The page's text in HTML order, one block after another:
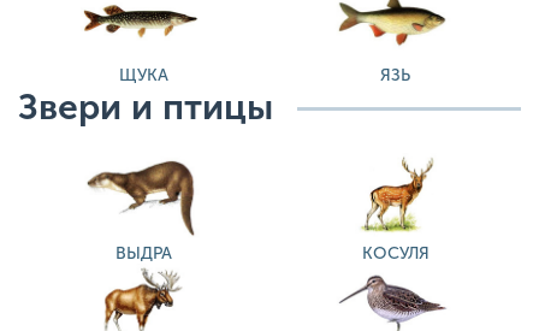
ЩУКА ЯЗЬ
Звери и птицы
ВЫДРА КОСУЛЯ